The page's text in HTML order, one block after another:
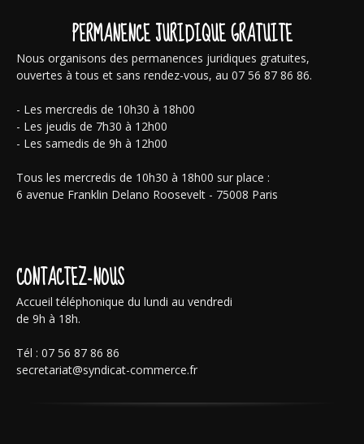
PERMANENCE JURIDIQUE GRATUITE
Nous organisons des permanences juridiques gratuites,
ouvertes à tous et sans rendez-vous, au 07 56 87 86 86.
- Les mercredis de 10h30 à 18h00
- Les jeudis de 7h30 à 12h00
- Les samedis de 9h à 12h00
Tous les mercredis de 10h30 à 18h00 sur place :
6 avenue Franklin Delano Roosevelt - 75008 Paris
CONTACTEZ-NOUS
Accueil téléphonique du lundi au vendredi
de 9h à 18h.
Tél : 07 56 87 86 86
secretariat@syndicat-commerce.fr